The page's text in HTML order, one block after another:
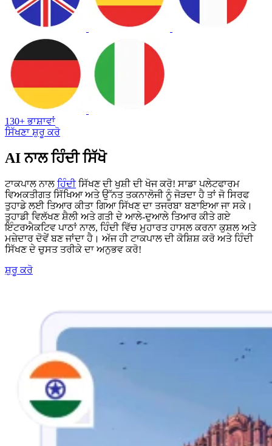
130+ ਭਾਸ਼ਾਵਾਂ
ਸਿੱਖਣਾ ਸ਼ੁਰੂ ਕਰੋ
AI ਨਾਲ ਹਿੰਦੀ ਸਿੱਖੋ
ਟਾਕਪਾਲ ਨਾਲ ਹਿੰਦੀਸਿੱਖਣ ਦੀ ਖੁਸ਼ੀ ਦੀ ਖੋਜ ਕਰੋ! ਸਾਡਾ ਪਲੇਟਫਾਰਮ
ਵਿਅਕਤੀਗਤ ਸਿੱਖਿਆ ਅਤੇ ਉੱਨਤ ਤਕਨਾਲੋਜੀ ਨੂੰ ਜੋੜਦਾ ਹੈ ਤਾਂ ਜੋ ਸਿਰਫ
ਤੁਹਾਡੇ ਲਈ ਤਿਆਰ ਕੀਤਾ ਗਿਆ ਸਿੱਖਣ ਦਾ ਤਜਰਬਾ ਬਣਾਇਆ ਜਾ ਸਕੇ।
ਤੁਹਾਡੀ ਵਿਲੱਖਣ ਸ਼ੈਲੀ ਅਤੇ ਗਤੀ ਦੇ ਆਲੇ-ਦੁਆਲੇ ਤਿਆਰ ਕੀਤੇ ਗਏ
ਇੰਟਰਐਕਟਿਵ ਪਾਠਾਂ ਨਾਲ, ਹਿੰਦੀ ਵਿੱਚ ਮੁਹਾਰਤ ਹਾਸਲ ਕਰਨਾ ਕੁਸ਼ਲ ਅਤੇ
ਮਜ਼ੇਦਾਰ ਦੋਵੇਂ ਬਣ ਜਾਂਦਾ ਹੈ। ਅੱਜ ਹੀ ਟਾਕਪਾਲ ਦੀ ਕੋਸ਼ਿਸ਼ ਕਰੋ ਅਤੇ ਹਿੰਦੀ
ਸਿੱਖਣ ਦੇ ਚੁਸਤ ਤਰੀਕੇ ਦਾ ਅਨੁਭਵ ਕਰੋ!
ਸ਼ੁਰੂ ਕਰੋ